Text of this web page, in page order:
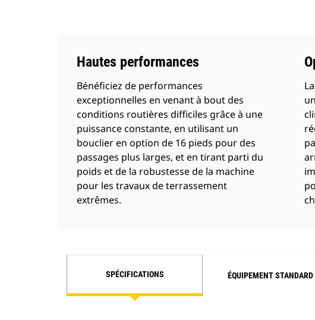
Hautes performances
Bénéficiez de performances
exceptionnelles en venant à bout des
conditions routières difficiles grâce à une
puissance constante, en utilisant un
bouclier en option de 16 pieds pour des
passages plus larges, et en tirant parti du
poids et de la robustesse de la machine
pour les travaux de terrassement
extrêmes.
SPÉCIFICATIONS ÉQUIPEMENT STANDARD